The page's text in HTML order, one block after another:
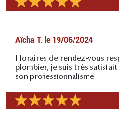
Aïcha T. le 19/06/2024
Horaires de rendez-vous
plombier, je suis très
son professionnalisme